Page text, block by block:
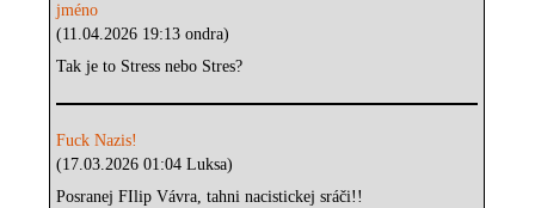
jméno
(11.04.2026 19:13 ondra)
Tak je to Stress nebo Stres?
Fuck Nazis!
(17.03.2026 01:04 Luksa)
Posranej FIlip Vávra, tahni nacistickej sráči!!